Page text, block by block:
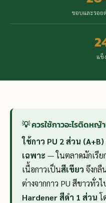
ขอบและรอย
แข็
💡 ควรใช้กาวอะไรติดหญ้
ใช้กาว PU 2 ส่วน
เฉพาะ — ในตลาดมักเรีย
เนื้อกาวเป็นสีเขียว จึงก
ต่างจากกาว PU สีขาวทั่วไ
Hardener สีดำ 1 ส่วนโ